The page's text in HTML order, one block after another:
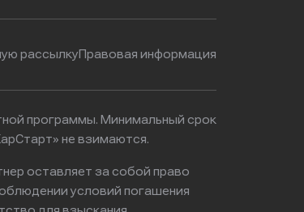
рассылкуПравовая информация
программы. Минимальный срок
не взимаются.
оставляет за собой право
условий погашения